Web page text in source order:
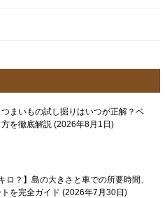
つまいもの試し掘りはいつが正解？ベ
を徹底解説 2026年8月1日
ロ？】島の大きさと車での所要時間、
を完全ガイド 2026年7月30日